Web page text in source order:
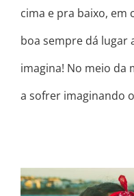
cima e pra baixo, em
boa sempre dá lugar
imagina! No meio da
a sofrer imaginando